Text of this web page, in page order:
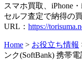
スマホ買取、iPhone
セルフ査定で納得の
URL： https://
Home > お役立ち情報
ンク(SoftBank) 携帯